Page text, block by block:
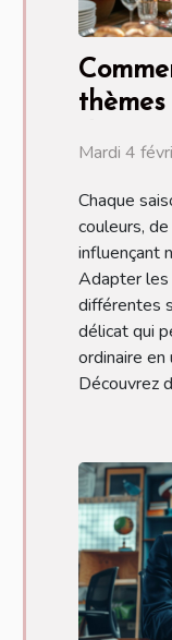
Mardi 4
Chaque
couleurs,
influençant
Adapter les
différentes
délicat qui
ordinaire
Découvrez